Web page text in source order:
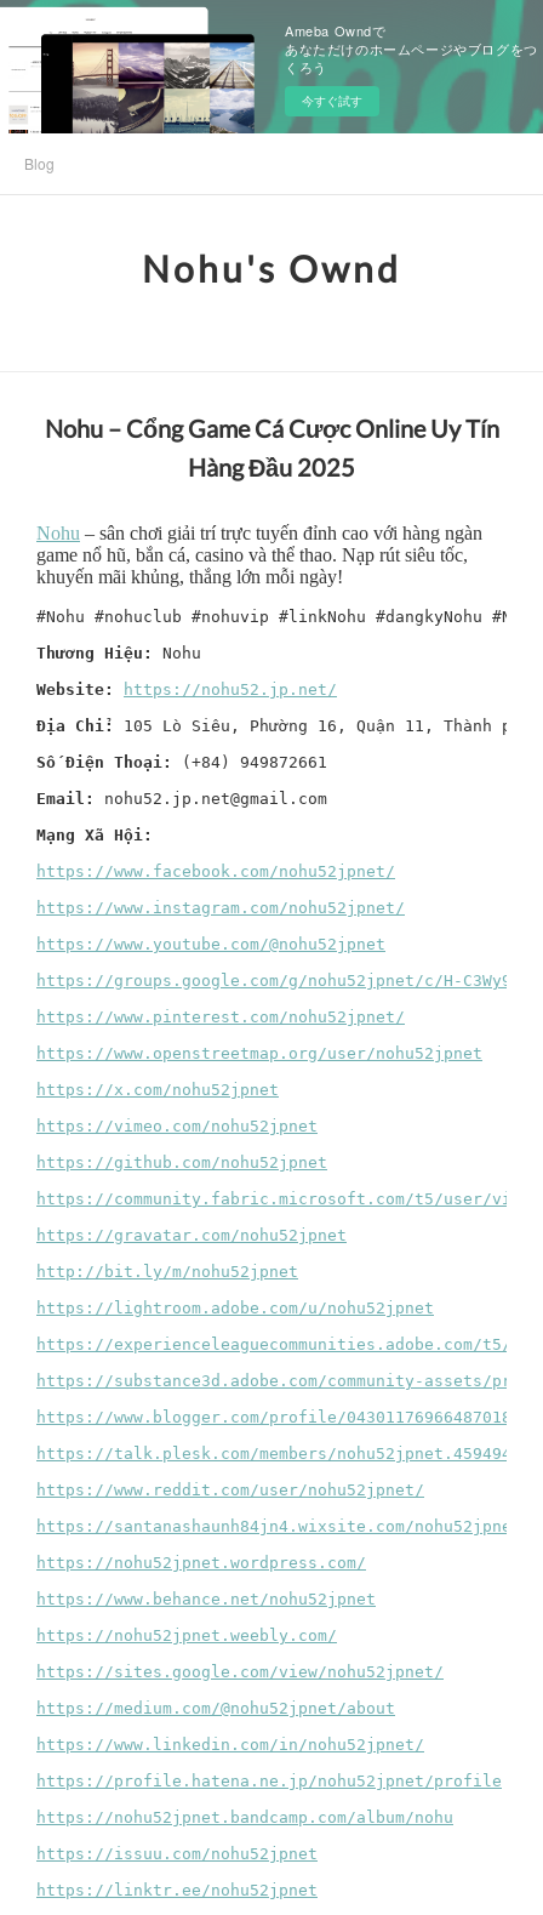
Ameba Owndで
あなただけのホームページやブログをつ
くろう
今すぐ試す
Blog
Nohu's Ownd
Nohu – Cổng Game Cá Cược Online Uy Tín
Hàng Đầu 2025